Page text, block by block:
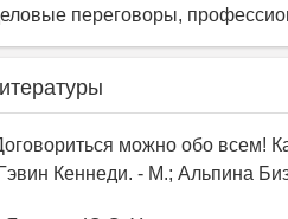
переговоры,
можно обо всем!
Кеннеди. - М.; Альпина